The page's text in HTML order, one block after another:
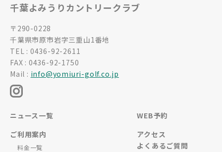
千葉よみうりカントリークラブ
〒290-0228
千葉県市原市岩字三重山1番地
TEL : 0436-92-2611
FAX : 0436-92-1750
Mail : info@yomiuri-golf.co.jp
ニュース一覧
ご利用案内
料金一覧
WEB予約
アクセス
よくあるご質問